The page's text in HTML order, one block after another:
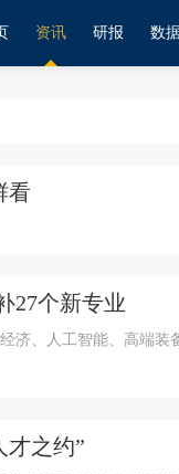
资讯 研报 数
看
27个新专业
济、人工智能、高端
才之约”